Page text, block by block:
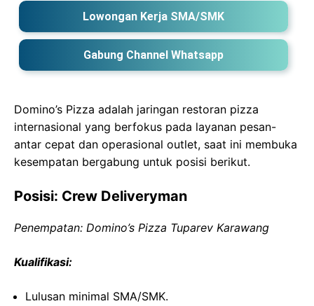
Lowongan Kerja SMA/SMK
Gabung Channel Whatsapp
Domino’s Pizza adalah jaringan restoran pizza
internasional yang berfokus pada layanan pesan-
antar cepat dan operasional outlet, saat ini membuka
kesempatan bergabung untuk posisi berikut.
Posisi: Crew Deliveryman
Penempatan: Domino’s Pizza Tuparev Karawang
Kualifikasi:
Lulusan minimal SMA/SMK.